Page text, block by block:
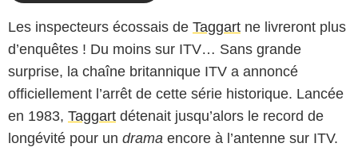
Les inspecteurs écossais de Taggart ne livreront plus
d’enquêtes ! Du moins sur ITV… Sans grande
surprise, la chaîne britannique ITV a annoncé
officiellement l’arrêt de cette série historique. Lancée
en 1983, Taggart détenait jusqu’alors le record de
longévité pour un drama encore à l’antenne sur ITV.